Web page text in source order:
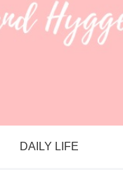
DAILY LIFE